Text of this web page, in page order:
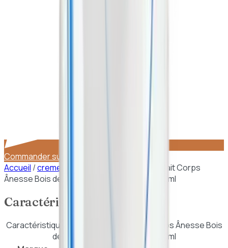
Commander sur WhatsApp
Accueil /cremes et lotions
Alma Secret – Lait Corps
Ânesse Bois de Santal & Vanille de Tahiti 250ml
Caractéristiques
Caractéristiques de
Alma Secret – Lait Corps Ânesse Bois
de Santal & Vanille de Tahiti 250ml